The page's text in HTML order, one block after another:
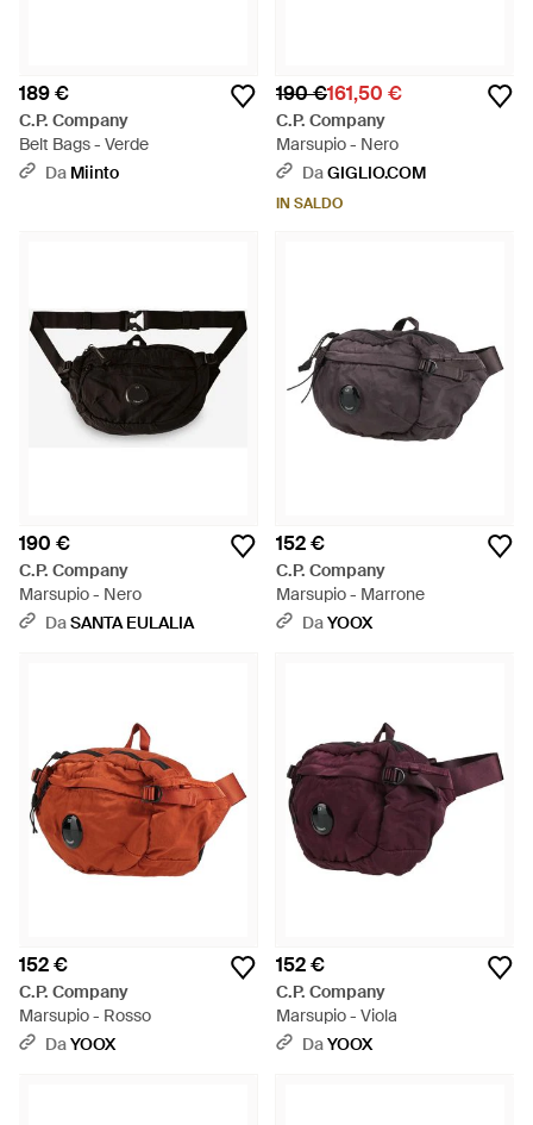
189 €
C.P. Company
Belt Bags - Verde
Da Miinto
190 €161,50 €
C.P. Company
Marsupio - Nero
DaGIGLIO.COM
IN SALDO
190 €
C.P. Company
Marsupio - Nero
DaSANTA EULALIA
152 €
C.P. Company
Marsupio - Marrone
DaYOOX
152 €
C.P. Company
Marsupio - Rosso
DaYOOX
152 €
C.P. Company
Marsupio - Viola
DaYOOX